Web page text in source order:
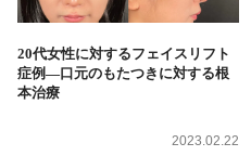
20代女性に対するフェイスリフト
症例―口元のもたつきに対する根
本治療
2023.02.22